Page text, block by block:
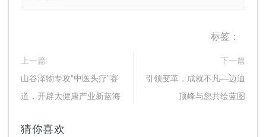
标签：
上一篇
山谷泽物专攻"中医头疗”赛
道，开辟大健康产业新蓝海
下一篇
引领变革，成就不凡—迈迪
顶峰与您共绘蓝图
猜你喜欢